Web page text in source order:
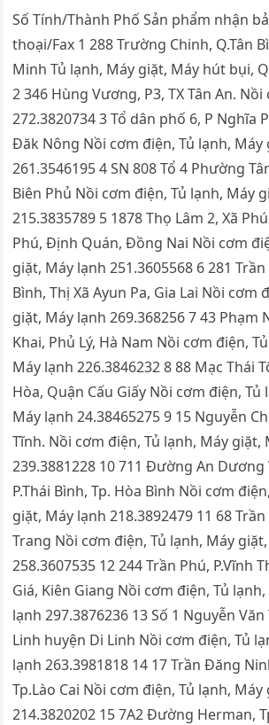
Số Tính/Thành Phố Sản phẩm nhận
thoại/Fax 1 288 Trường Chinh, Q.Tân
Minh Tủ lạnh, Máy giặt, Máy hút bụi,
2 346 Hùng Vương, P3, TX Tân An.
272.3820734 3 Tổ dân phố 6, P Nghĩa
Đăk Nông Nồi cơm điện, Tủ lạnh, Máy
261.3546195 4 SN 808 Tổ 4 Phường
Biên Phủ Nồi cơm điện, Tủ lạnh, Máy
215.3835789 5 1878 Thọ Lâm 2, Xã
Phú, Định Quán, Đồng Nai Nồi cơm
giặt, Máy lạnh 251.3605568 6 281
Bình, Thị Xã Ayun Pa, Gia Lai Nồi cơm
giặt, Máy lạnh 269.368256 7 43 Phạm
Khai, Phủ Lý, Hà Nam Nồi cơm điện,
Máy lạnh 226.3846232 8 88 Mạc Thái
Hòa, Quận Cấu Giấy Nồi cơm điện, Tủ
Máy lạnh 24.38465275 9 15 Nguyễn
Tĩnh. Nồi cơm điện, Tủ lạnh, Máy giặt,
239.3881228 10 711 Đường An Dương
P.Thái Bình, Tp. Hòa Bình Nồi cơm
giặt, Máy lạnh 218.3892479 11 68
Trang Nồi cơm điện, Tủ lạnh, Máy
258.3607535 12 244 Trần Phú, P.Vĩnh
Giá, Kiên Giang Nồi cơm điện, Tủ
lạnh 297.3876236 13 Số 1 Nguyễn
Linh huyện Di Linh Nồi cơm điện, Tủ
lạnh 263.3981818 14 17 Trần Đăng
Tp.Lào Cai Nồi cơm điện, Tủ lạnh,
214.3820202 15 7A2 Đường Herman,